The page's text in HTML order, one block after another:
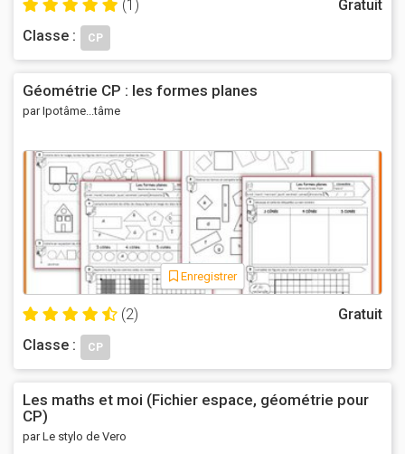
(1)
Gratuit
Classe :
CP
Géométrie CP : les formes planes
par Ipotâme...tâme
Enregistrer
(2)
Gratuit
Classe :
CP
Les maths et moi (Fichier espace, géométrie pour
CP)
par Le stylo de Vero